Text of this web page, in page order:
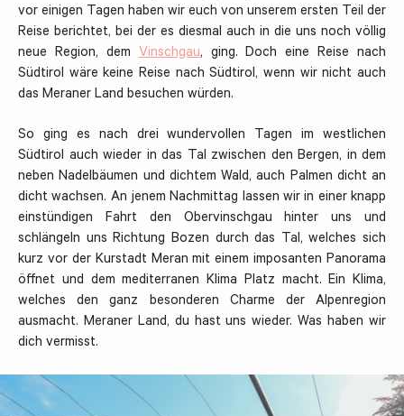
vor einigen Tagen haben wir euch von unserem ersten Teil der
Reise berichtet, bei der es diesmal auch in die uns noch völlig
neue Region, demVinschgau, ging. Doch eine Reise nach
Südtirol wäre keine Reise nach Südtirol, wenn wir nicht auch
das Meraner Land besuchen würden.
So ging es nach drei wundervollen Tagen im westlichen
Südtirol auch wieder in das Tal zwischen den Bergen, in dem
neben Nadelbäumen und dichtem Wald, auch Palmen dicht an
dicht wachsen. An jenem Nachmittag lassen wir in einer knapp
einstündigen Fahrt den Obervinschgau hinter uns und
schlängeln uns Richtung Bozen durch das Tal, welches sich
kurz vor der Kurstadt Meran mit einem imposanten Panorama
öffnet und dem mediterranen Klima Platz macht. Ein Klima,
welches den ganz besonderen Charme der Alpenregion
ausmacht. Meraner Land, du hast uns wieder. Was haben wir
dich vermisst.